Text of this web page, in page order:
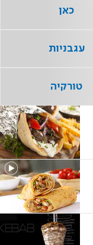
כאן
עגבניות
טורקיה